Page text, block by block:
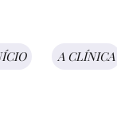
A CLÍNICA